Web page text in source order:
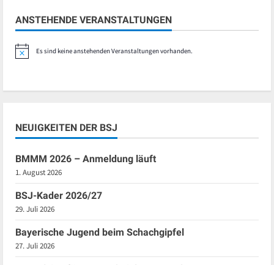
ANSTEHENDE VERANSTALTUNGEN
HinweisEs sind keine anstehenden Veranstaltungen vorhanden.
NEUIGKEITEN DER BSJ
BMMM 2026 – Anmeldung läuft
1. August 2026
BSJ-Kader 2026/27
29. Juli 2026
Bayerische Jugend beim Schachgipfel
27. Juli 2026